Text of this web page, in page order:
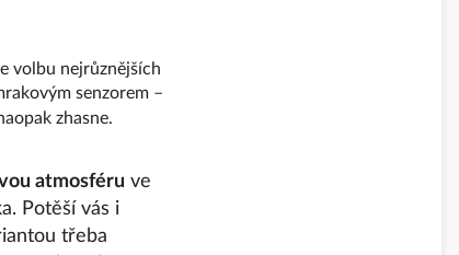
volbu nejrůznějších
senzorem –
zhasne.
atmosféru ve
Potěší vás i
třeba